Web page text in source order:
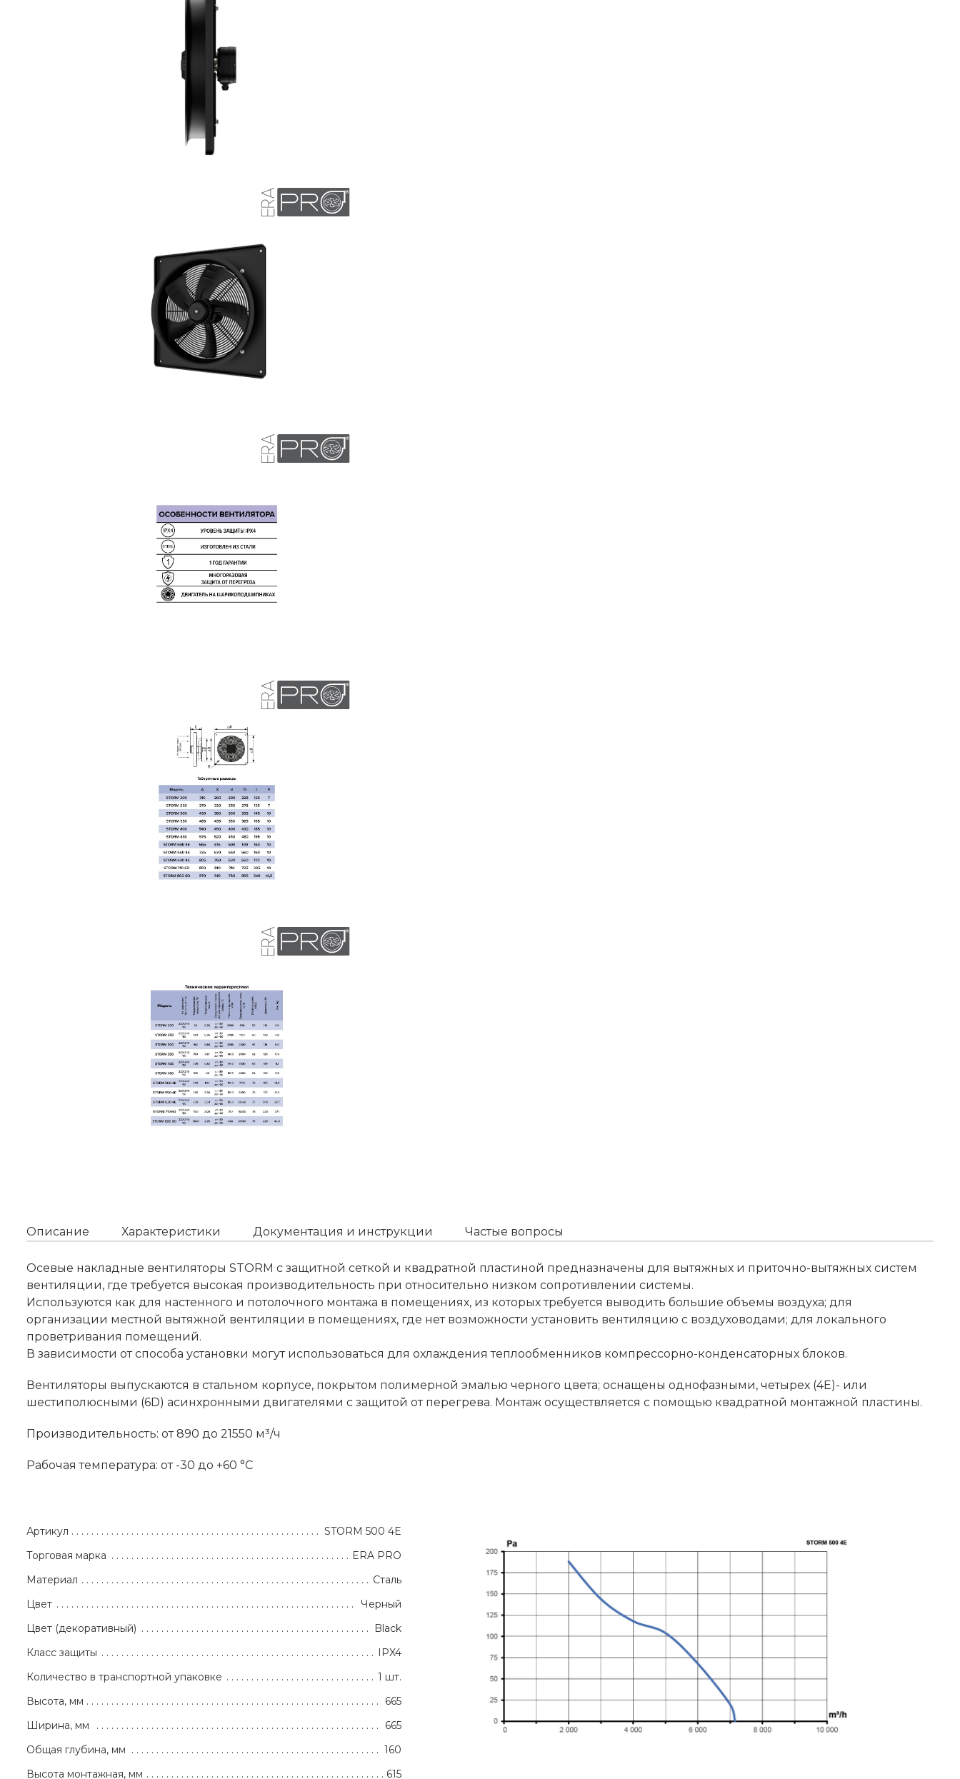
Описание Характеристики Документация и инструкции Частые вопросы
Осевые накладные вентиляторы STORM с защитной сеткой и квадратной пластиной предназначены для вытяжных и приточно-вытяжных систем
вентиляции, где требуется высокая производительность при относительно низком сопротивлении системы.
Используются как для настенного и потолочного монтажа в помещениях, из которых требуется выводить большие объемы воздуха; для
организации местной вытяжной вентиляции в помещениях, где нет возможности установить вентиляцию с воздуховодами; для локального
проветривания помещений.
В зависимости от способа установки могут использоваться для охлаждения теплообменников компрессорно-конденсаторных блоков.
Вентиляторы выпускаются в стальном корпусе, покрытом полимерной эмалью черного цвета; оснащены однофазными, четырех (4Е)- или
шестиполюсными (6D) асинхронными двигателями с защитой от перегрева. Монтаж осуществляется с помощью квадратной монтажной пластины.
Производительность: от 890 до 21550 м³/ч
Рабочая температура: от -30 до +60 °С
Артикул
STORM 500 4E
Торговая марка
ERA PRO
Материал
Сталь
Цвет
Черный
Цвет (декоративный)
Black
Класс защиты
IPX4
Количество в транспортной упаковке
1 шт.
Высота, мм
665
Ширина, мм
665
Общая глубина, мм
160
Высота монтажная, мм
615